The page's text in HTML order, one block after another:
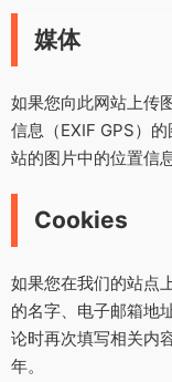
媒体
如果您向此网站上传
信息（EXIF GPS）
站的图片中的位置信息
Cookies
如果您在我们的站点
的名字、电子邮箱地
论时再次填写相关内
年。